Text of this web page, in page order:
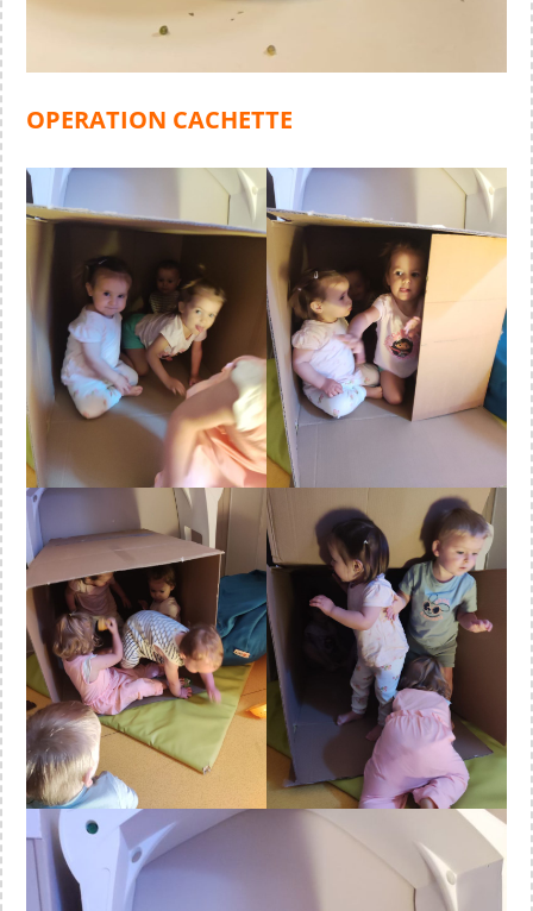
OPERATION CACHETTE